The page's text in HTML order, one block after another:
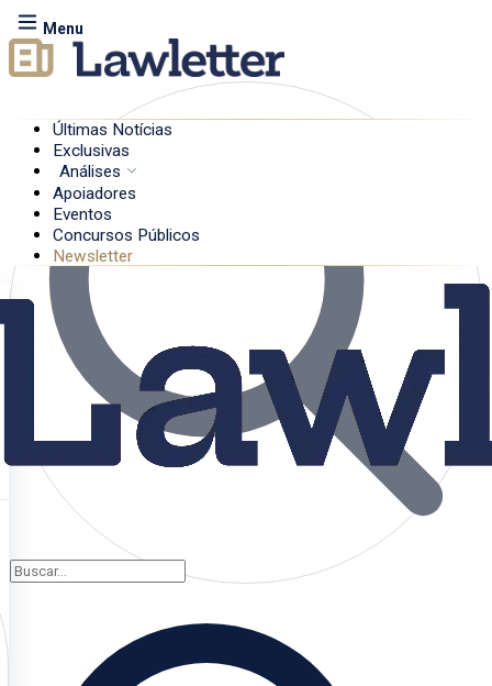
Menu
Últimas Notícias
Exclusivas
Análises
Apoiadores
Eventos
Concursos Públicos
Newsletter